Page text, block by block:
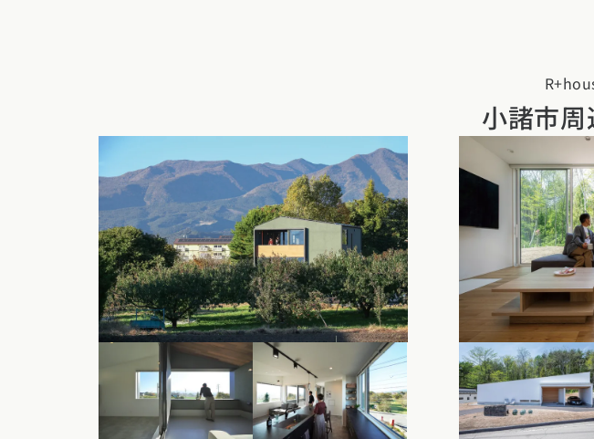
九州・沖縄エリア
福岡県佐賀県長崎県 宮崎県鹿児島
スタイルのヒント
デザインのヒント
ニュースレター
デザインコンテスト
山梨県長野県
東海エリア
愛知県岐阜県静岡県
関西エリア
大阪府兵庫県京都府 滋賀県奈良県和歌山県
中国エリア
広島県 岡山県鳥取県 島根県山口県
四国エリア
小諸市周